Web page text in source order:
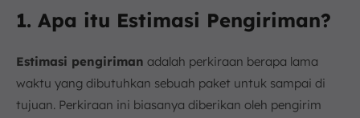
1. Apa itu Estimasi Pengiriman?
Estimasi pengiriman adalah perkiraan berapa lama
waktu yang dibutuhkan sebuah paket untuk sampai di
tujuan. Perkiraan ini biasanya diberikan oleh pengirim